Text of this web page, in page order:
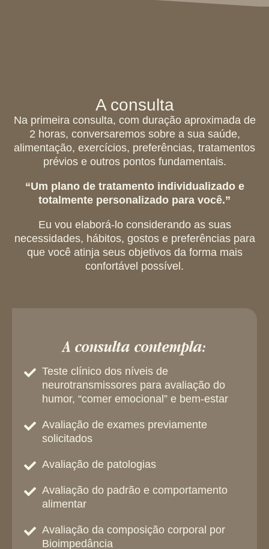
A consulta
Na primeira consulta, com duração aproximada de
2 horas, conversaremos sobre a sua saúde,
alimentação, exercícios, preferências, tratamentos
prévios e outros pontos fundamentais.
“Um plano de tratamento individualizado e
totalmente personalizado para você.”
Eu vou elaborá-lo considerando as suas
necessidades, hábitos, gostos e preferências para
que você atinja seus objetivos da forma mais
confortável possível.
A consulta contempla:
Teste clínico dos níveis de
neurotransmissores para avaliação do
humor, “comer emocional” e bem-estar
Avaliação de exames previamente
solicitados
Avaliação de patologias
Avaliação do padrão e comportamento
alimentar
Avaliação da composição corporal por
Bioimpedância